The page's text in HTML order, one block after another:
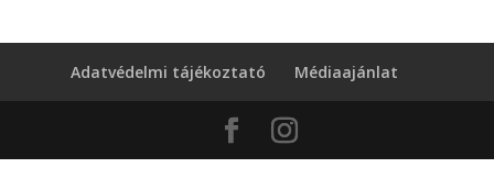
Adatvédelmi tájékoztató Médiaajánlat